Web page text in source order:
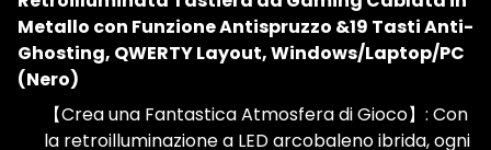
Metallo con Funzione Antispruzzo &19 Tasti Anti-
Ghosting, QWERTY Layout, Windows/Laptop/PC
(Nero)
【Crea una Fantastica Atmosfera di Gioco】: Con
la retroilluminazione a LED arcobaleno ibrida, ogni